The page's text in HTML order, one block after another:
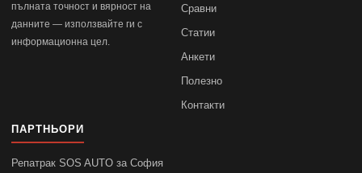
пълната точност и вярност на
данните — използвайте ги с
информационна цел.
Сравни
Статии
Анкети
Полезно
Контакти
ПАРТНЬОРИ
Репатрак SOS AUTO за София